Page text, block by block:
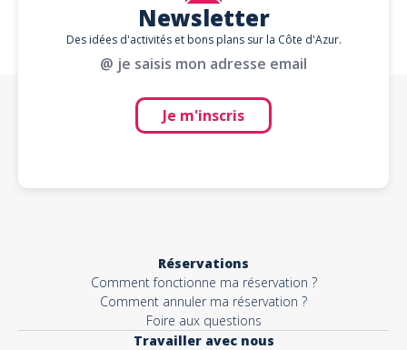
Newsletter
Des idées d'activités et bons plans sur la Côte d'Azur.
@ je saisis mon adresse email
Je m'inscris
Réservations
Comment fonctionne ma réservation ?
Comment annuler ma réservation ?
Foire aux questions
Travailler avec nous